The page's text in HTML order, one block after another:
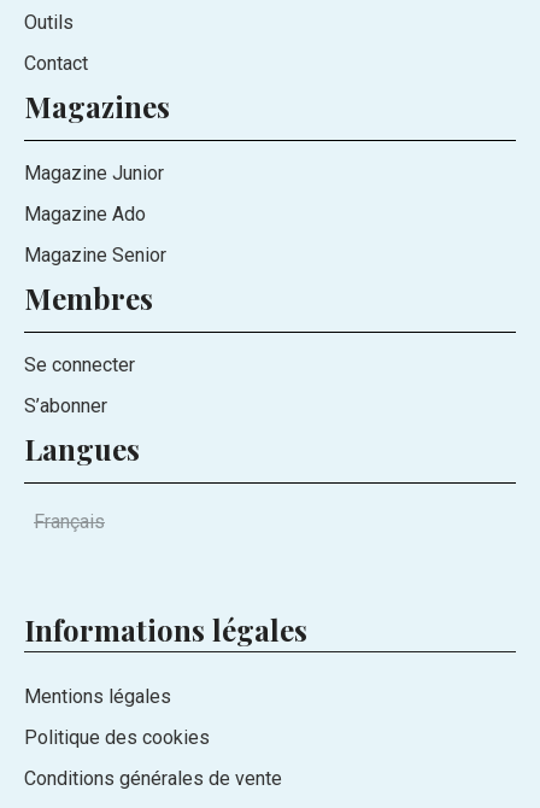
Outils
Contact
Magazines
Magazine Junior
Magazine Ado
Magazine Senior
Membres
Se connecter
S’abonner
Langues
Français
Informations légales
Mentions légales
Politique des cookies
Conditions générales de vente